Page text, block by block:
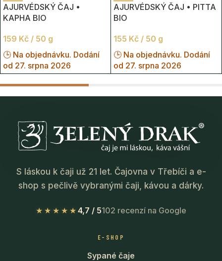
AJURVÉDSKÝ ČAJ •
KAPHA BIO
159 Kč / 50 g
🕒 Na objednávku. Dodání
od 27. srpna 2026
AJURVÉDSKÝ ČAJ • PITTA
BIO
155 Kč / 50 g
🕒 Na objednávku. Dodání
od 27. srpna 2026
S láskou k čaji už 21 let. Čajovna v Třebíči a e-
shop s pečlivě vybranými čaji, kávou a dárky.
★★★★★ 4,7 / 5102 recenzí na Google
E-SHOP
Sypané čaje